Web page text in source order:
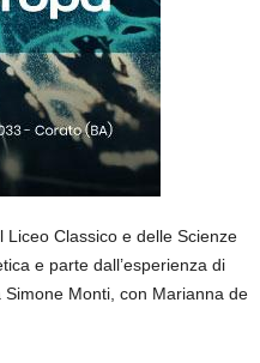
Classico e delle Scienze
e parte dall’esperienza di
Monti, con Marianna de